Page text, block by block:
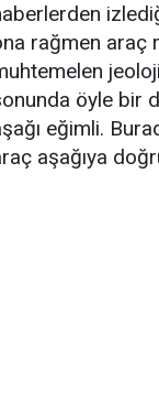
rağmen araç
öyle bir
eğimli.
aşağıya